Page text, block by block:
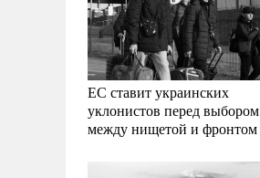
ЕС ставит украинских
уклонистов перед выбором
между нищетой и фронтом